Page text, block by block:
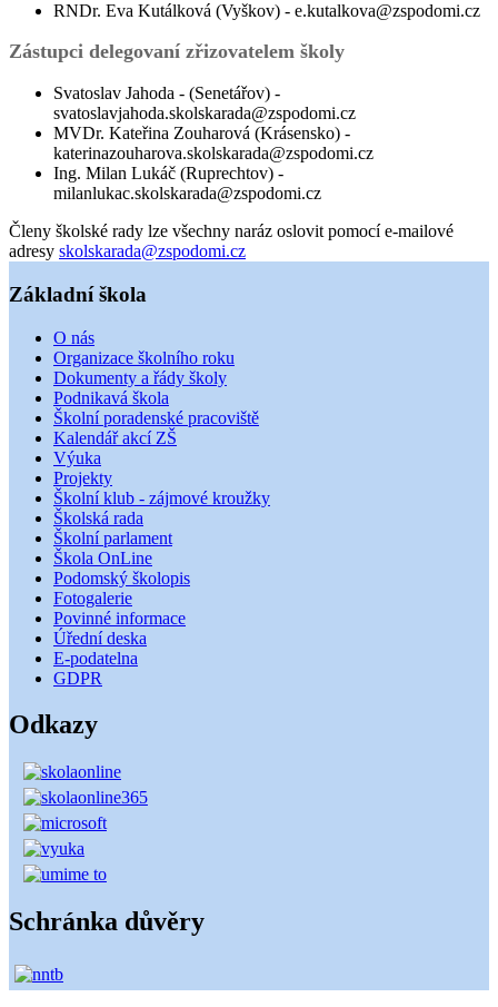
RNDr. Eva Kutálková (Vyškov) - e.kutalkova@zspodomi.cz
Zástupci delegovaní zřizovatelem školy
Svatoslav Jahoda - (Senetářov) -
svatoslavjahoda.skolskarada@zspodomi.cz
MVDr. Kateřina Zouharová (Krásensko) -
katerinazouharova.skolskarada@zspodomi.cz
Ing. Milan Lukáč (Ruprechtov) -
milanlukac.skolskarada@zspodomi.cz
Členy školské rady lze všechny naráz oslovit pomocí e-mailové
adresy skolskarada@zspodomi.cz
Základní škola
O nás
Organizace školního roku
Dokumenty a řády školy
Podnikavá škola
Školní poradenské pracoviště
Kalendář akcí ZŠ
Výuka
Projekty
Školní klub - zájmové kroužky
Školská rada
Školní parlament
Škola OnLine
Podomský školopis
Fotogalerie
Povinné informace
Úřední deska
E-podatelna
GDPR
Odkazy
Schránka důvěry